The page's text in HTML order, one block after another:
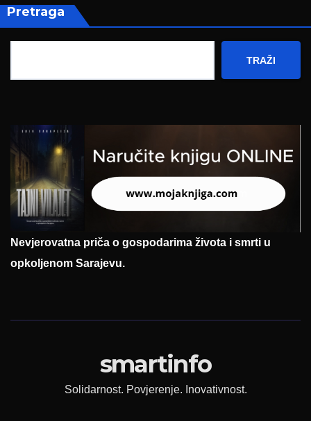
Pretraga
TRAŽI
Nevjerovatna priča o gospodarima života i smrti u
opkoljenom Sarajevu.
smartinfo
Solidarnost. Povjerenje. Inovativnost.